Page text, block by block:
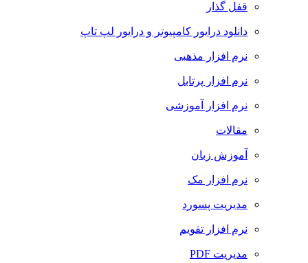
قفل گذار
دانلود درایور کامپیوتر و درایور لپ تاپ
نرم افزار مذهبی
نرم افزار پرتابل
نرم افزار آموزشی
مقالات
آموزش زبان
نرم افزار مک
مدیریت پسورد
نرم افزار تقویم
مدیریت PDF